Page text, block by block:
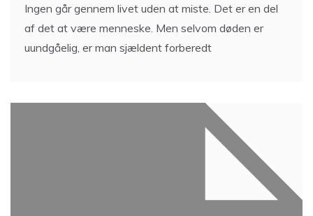
Ingen går gennem livet uden at miste. Det er en del
af det at være menneske. Men selvom døden er
uundgåelig, er man sjældent forberedt